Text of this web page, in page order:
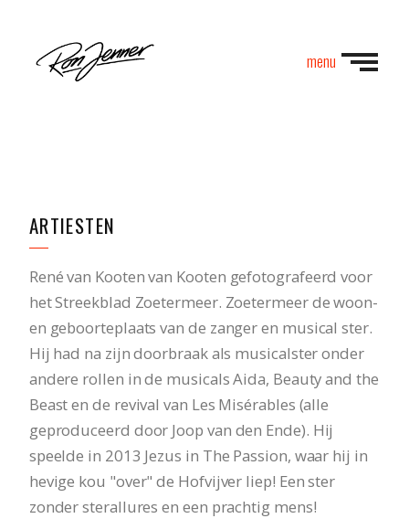
menu
ARTIESTEN
René van Kooten van Kooten gefotografeerd voor
het Streekblad Zoetermeer. Zoetermeer de woon-
en geboorteplaats van de zanger en musical ster.
Hij had na zijn doorbraak als musicalster onder
andere rollen in de musicals Aida, Beauty and the
Beast en de revival van Les Misérables (alle
geproduceerd door Joop van den Ende). Hij
speelde in 2013 Jezus in The Passion, waar hij in
hevige kou "over" de Hofvijver liep! Een ster
zonder sterallures en een prachtig mens!